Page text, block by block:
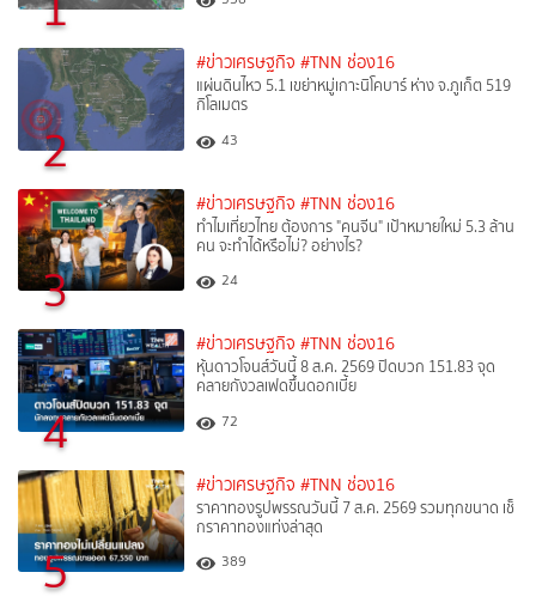
2
#ข่าวเศรษฐกิจ #TNN ช่อง16
แผ่นดินไหว 5.1 เขย่าหมู่เกาะนิโคบาร์ ห่าง จ.ภูเก็ต 519
กิโลเมตร
43
3
#ข่าวเศรษฐกิจ #TNN ช่อง16
ทำไมเที่ยวไทย ต้องการ "คนจีน" เป้าหมายใหม่ 5.3 ล้าน
คน จะทำได้หรือไม่? อย่างไร?
24
4
#ข่าวเศรษฐกิจ #TNN ช่อง16
หุ้นดาวโจนส์วันนี้ 8 ส.ค. 2569 ปิดบวก 151.83 จุด
คลายกังวลเฟดขึ้นดอกเบี้ย
72
5
#ข่าวเศรษฐกิจ #TNN ช่อง16
ราคาทองรูปพรรณวันนี้ 7 ส.ค. 2569 รวมทุกขนาด เช็
กราคาทองแท่งล่าสุด
389